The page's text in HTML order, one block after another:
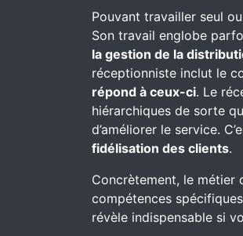
Pouvant travailler seul
Son travail englobe
la gestion de la
réceptionniste inclut le
répond à ceux-ci. Le
hiérarchiques de sorte
d’améliorer le service.
fidélisation des clients.
Concrètement, le métier
compétences
révèle indispensable si